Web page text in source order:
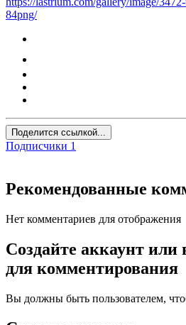
84png/
Поделится ссылкой...
Подписчики 1
Рекомендованные
Нет комментариев для отображения
Создайте аккаунт или
для комментирования
Вы должны быть пользователем,